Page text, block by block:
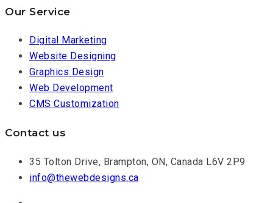
Our Service
Digital Marketing
Website Designing
Graphics Design
Web Development
CMS Customization
Contact us
35 Tolton Drive, Brampton, ON, Canada L6V 2P9
info@thewebdesigns.ca